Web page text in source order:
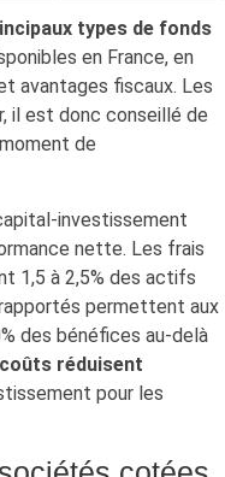
types de fonds
en France, en
avantages fiscaux. Les
il est donc conseillé de
de
investissement
nette. Les frais
1,5 à 2,5% des actifs
permettent aux
des bénéfices au-delà
réduisent
pour les